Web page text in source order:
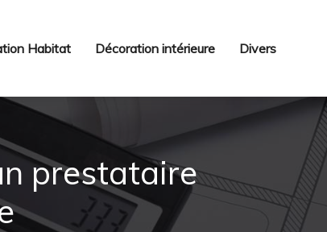
Habitat Décoration intérieure Divers
prestataire